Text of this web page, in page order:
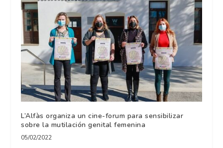
L’Alfàs organiza un cine-forum para sensibilizar
sobre la mutilación genital femenina
05/02/2022